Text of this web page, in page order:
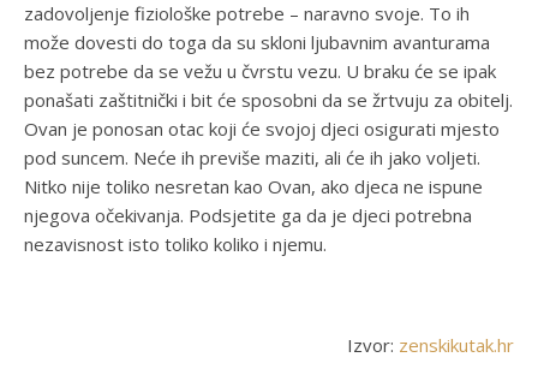
zadovoljenje fiziološke potrebe – naravno svoje. To ih
može dovesti do toga da su skloni ljubavnim avanturama
bez potrebe da se vežu u čvrstu vezu. U braku će se ipak
ponašati zaštitnički i bit će sposobni da se žrtvuju za obitelj.
Ovan je ponosan otac koji će svojoj djeci osigurati mjesto
pod suncem. Neće ih previše maziti, ali će ih jako voljeti.
Nitko nije toliko nesretan kao Ovan, ako djeca ne ispune
njegova očekivanja. Podsjetite ga da je djeci potrebna
nezavisnost isto toliko koliko i njemu.
Izvor: zenskikutak.hr